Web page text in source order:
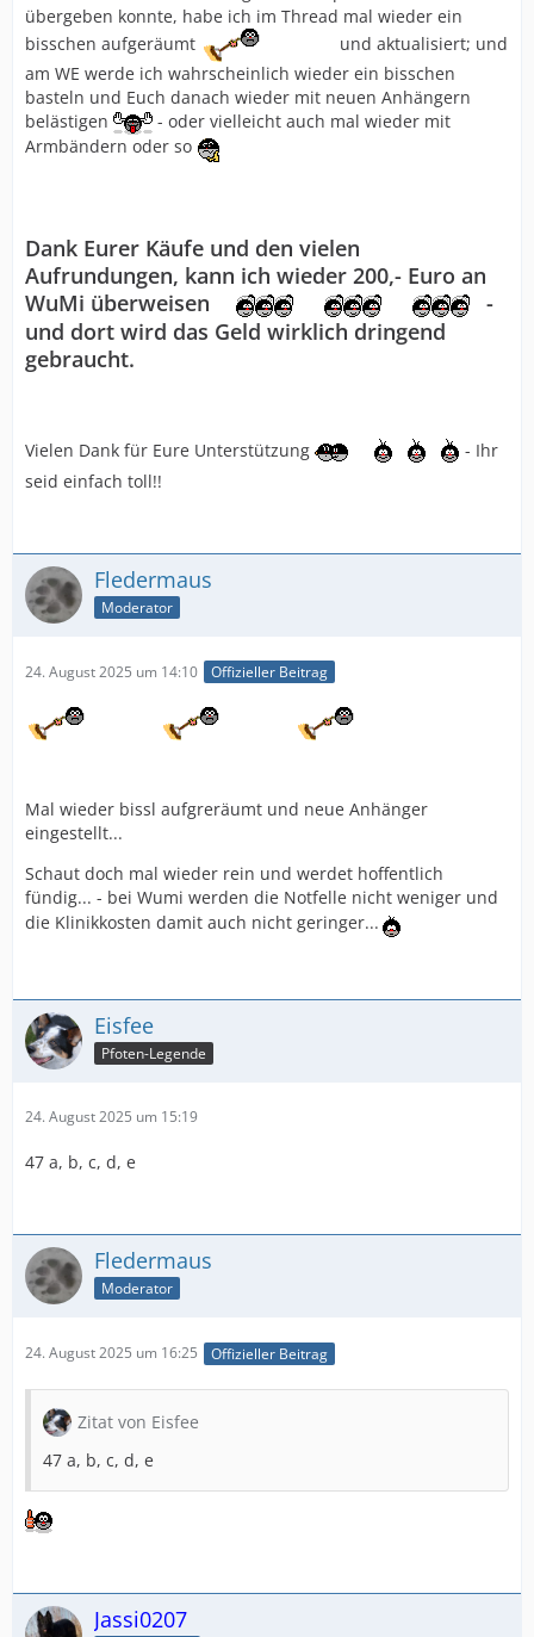
übergeben konnte, habe ich im Thread mal wieder ein
bisschen aufgeräumt
und aktualisiert; und
am WE werde ich wahrscheinlich wieder ein bisschen
basteln und Euch danach wieder mit neuen Anhängern
belästigen
- oder vielleicht auch mal wieder mit
Armbändern oder so
Dank Eurer Käufe und den vielen
Aufrundungen, kann ich wieder 200,- Euro an
WuMi überweisen
-
und dort wird das Geld wirklich dringend
gebraucht.
Vielen Dank für Eure Unterstützung
- Ihr
seid einfach toll!!
Fledermaus
Moderator
24. August 2025 um 14:10 Offizieller Beitrag
Mal wieder bissl aufgreräumt und neue Anhänger
eingestellt...
Schaut doch mal wieder rein und werdet hoffentlich
fündig... - bei Wumi werden die Notfelle nicht weniger und
die Klinikkosten damit auch nicht geringer...
Eisfee
Pfoten-Legende
24. August 2025 um 15:19
47 a, b, c, d, e
Fledermaus
Moderator
24. August 2025 um 16:25 Offizieller Beitrag
Zitat von Eisfee
47 a, b, c, d, e
Jassi0207